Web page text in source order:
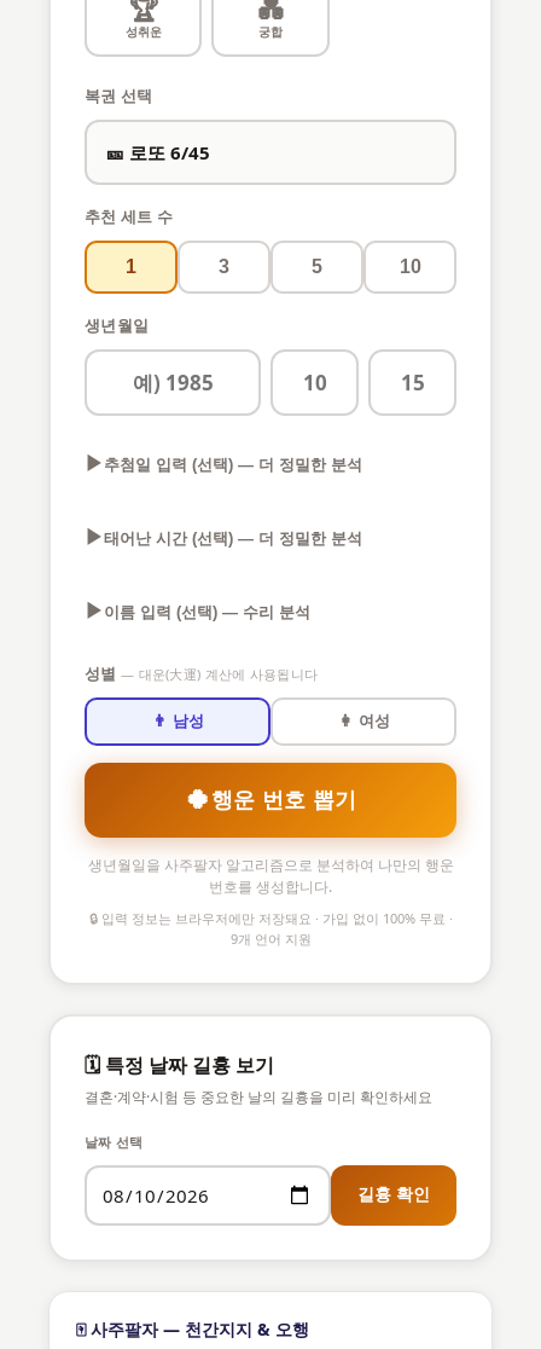
🏆
성취운
💑
궁합
복권 선택
🎫 로또 6/45
추천 세트 수
1 3 5 10
생년월일
▶ 추첨일 입력 (선택) — 더 정밀한 분석
▶태어난 시간 (선택) — 더 정밀한 분석
▶ 이름 입력 (선택) — 수리 분석
성별 — 대운(大運) 계산에 사용됩니다
👨 남성 👩 여성
🍀 행운 번호 뽑기
생년월일을 사주팔자 알고리즘으로 분석하여 나만의 행운
번호를 생성합니다.
🔒 입력 정보는 브라우저에만 저장돼요 · 가입 없이 100% 무료 ·
9개 언어 지원
🗓️ 특정 날짜 길흉 보기
결혼·계약·시험 등 중요한 날의 길흉을 미리 확인하세요
날짜 선택
길흉 확인
🀄 사주팔자 — 천간지지 & 오행